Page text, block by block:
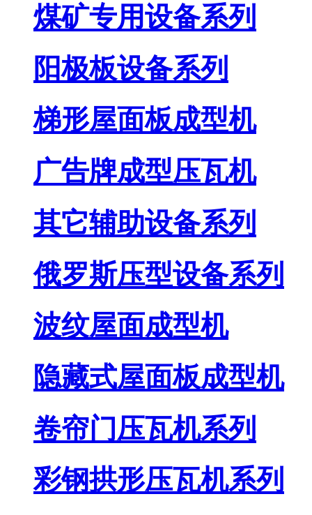
煤矿专用设备系列
阳极板设备系列
梯形屋面板成型机
广告牌成型压瓦机
其它辅助设备系列
俄罗斯压型设备系列
波纹屋面成型机
隐藏式屋面板成型机
卷帘门压瓦机系列
彩钢拱形压瓦机系列